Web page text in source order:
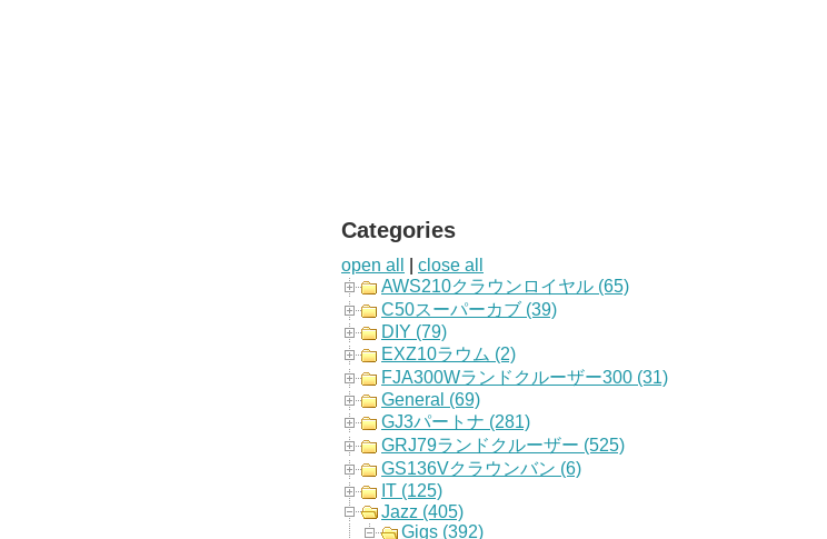
Categories
open all
close all
AWS210クラウンロイヤル (65)
C50スーパーカブ (39)
DIY (79)
EXZ10ラウム (2)
FJA300Wランドクルーザー300 (31)
General (69)
GJ3パートナ (281)
GRJ79ランドクルーザー (525)
GS136Vクラウンバン (6)
IT (125)
Jazz (405)
Gigs (392)